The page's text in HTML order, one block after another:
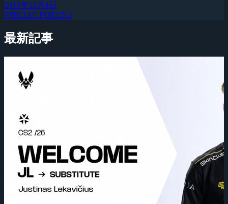
2015年12月4日
SPECIAL FORCE 2
最新記事